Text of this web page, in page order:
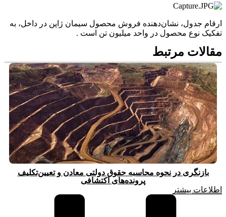
ارقام جدول، نشان‌دهنده فروش محصول سیمان ژاپن در داخل، به
تفکیک نوع محصول در واحد میلیون تن است .
مقالات مرتبط
بازنگری در نحوه محاسبه حقوق دولتی معادن و تعیین‌تکلیف
پرونده‌های اکتشافی
اطلاعات بیشتر